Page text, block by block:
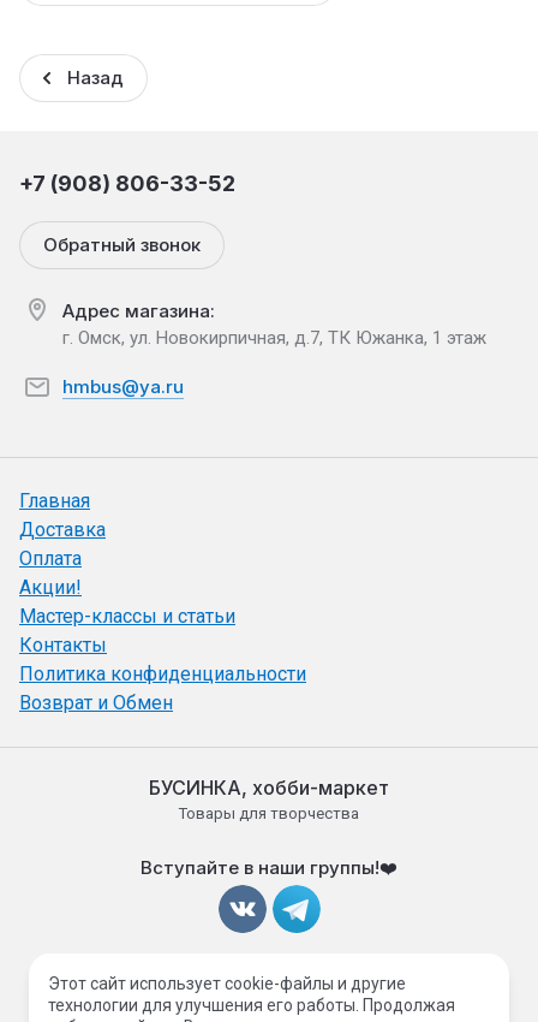
Назад
+7 (908) 806-33-52
Обратный звонок
Адрес магазина:
г. Омск, ул. Новокирпичная, д.7, ТК Южанка, 1 этаж
hmbus@ya.ru
Главная
Доставка
Оплата
Акции!
Мастер-классы и статьи
Контакты
Политика конфиденциальности
Возврат и Обмен
БУСИНКА, хобби-маркет
Товары для творчества
Вступайте в наши группы!❤️
Принимаем к оплате
Этот сайт использует cookie-файлы и другие
технологии для улучшения его работы. Продолжая